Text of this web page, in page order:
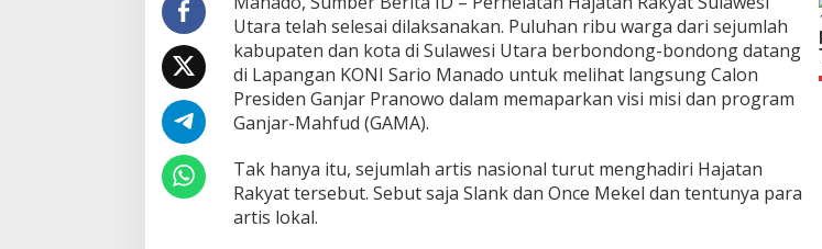
u
a
l
n
g
:
e
m
Utara telah selesai dilaksanakan. Puluhan ribu warga dari sejumlah
kabupaten dan kota di Sulawesi Utara berbondong-bondong datang
di Lapangan KONI Sario Manado untuk melihat langsung Calon
Presiden Ganjar Pranowo dalam memaparkan visi misi dan program
Ganjar-Mahfud (GAMA).
Tak hanya itu, sejumlah artis nasional turut menghadiri Hajatan
Rakyat tersebut. Sebut saja Slank dan Once Mekel dan tentunya para
artis lokal.